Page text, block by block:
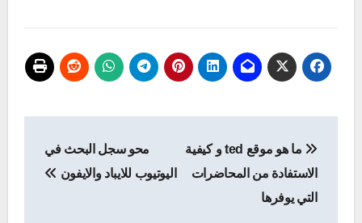
المقالات
ما هو موقع ted و كيفية
الاستفادة من المحاضرات
التي يوفرها
محو سجل البحث في
اليوتيوب للايباد والايفون